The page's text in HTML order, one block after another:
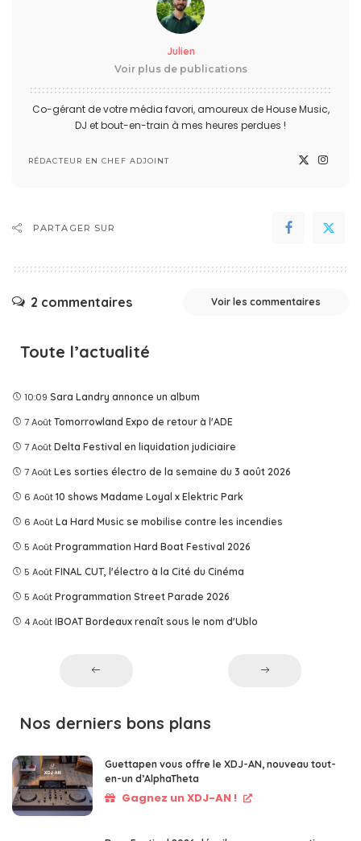
Julien
Voir plus de publications
Co-gérant de votre média favori, amoureux de House Music,
DJ et bout-en-train à mes heures perdues !
RÉDACTEUR EN CHEF ADJOINT
PARTAGER SUR
2 commentaires Voir les commentaires
Toute l’actualité
10:09 Sara Landry annonce un album
7 Août Tomorrowland Expo de retour à l'ADE
7 Août Delta Festival en liquidation judiciaire
7 Août Les sorties électro de la semaine du 3 août 2026
6 Août 10 shows Madame Loyal x Elektric Park
6 Août La Hard Music se mobilise contre les incendies
5 Août Programmation Hard Boat Festival 2026
5 Août FINAL CUT, l'électro à la Cité du Cinéma
5 Août Programmation Street Parade 2026
4 Août IBOAT Bordeaux renaît sous le nom d'Ublo
Nos derniers bons plans
Guettapen vous offre le XDJ-AN, nouveau tout-
en-un d’AlphaTheta
Gagnez un XDJ-AN !